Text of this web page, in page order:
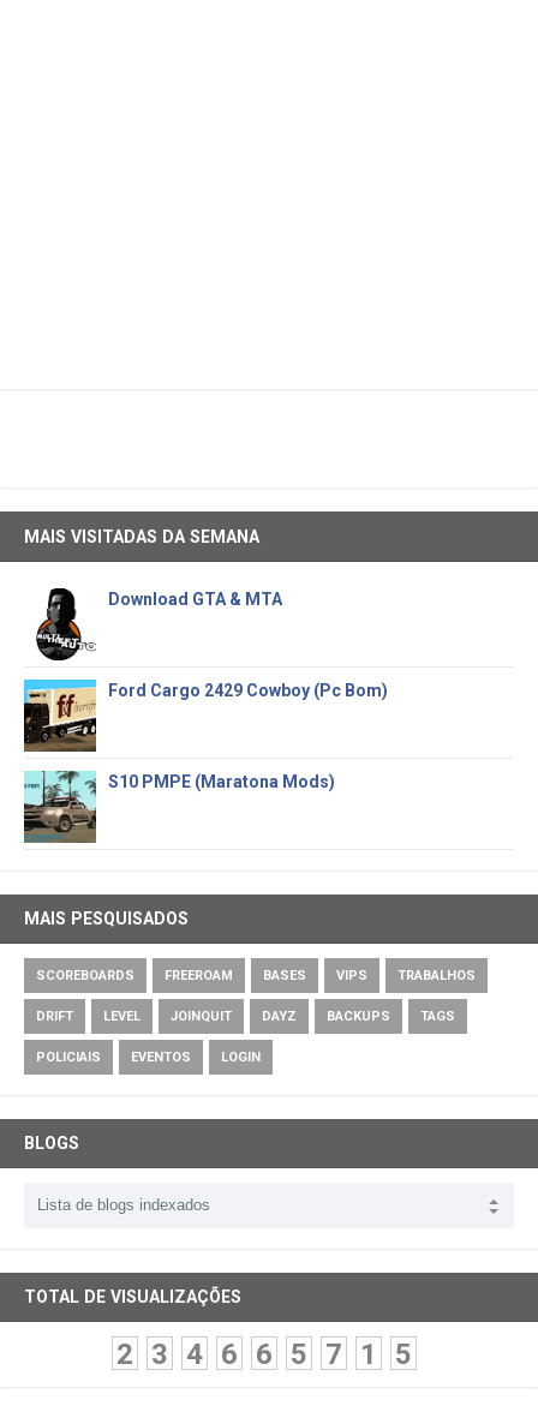
MAIS VISITADAS DA SEMANA
Download GTA & MTA
Ford Cargo 2429 Cowboy (Pc Bom)
S10 PMPE (Maratona Mods)
MAIS PESQUISADOS
SCOREBOARDS FREEROAM BASES VIPS TRABALHOS
DRIFT LEVEL JOINQUIT DAYZ BACKUPS TAGS
POLICIAIS EVENTOS LOGIN
BLOGS
TOTAL DE VISUALIZAÇÕES
2 3 4 6 6 5 7 1 5